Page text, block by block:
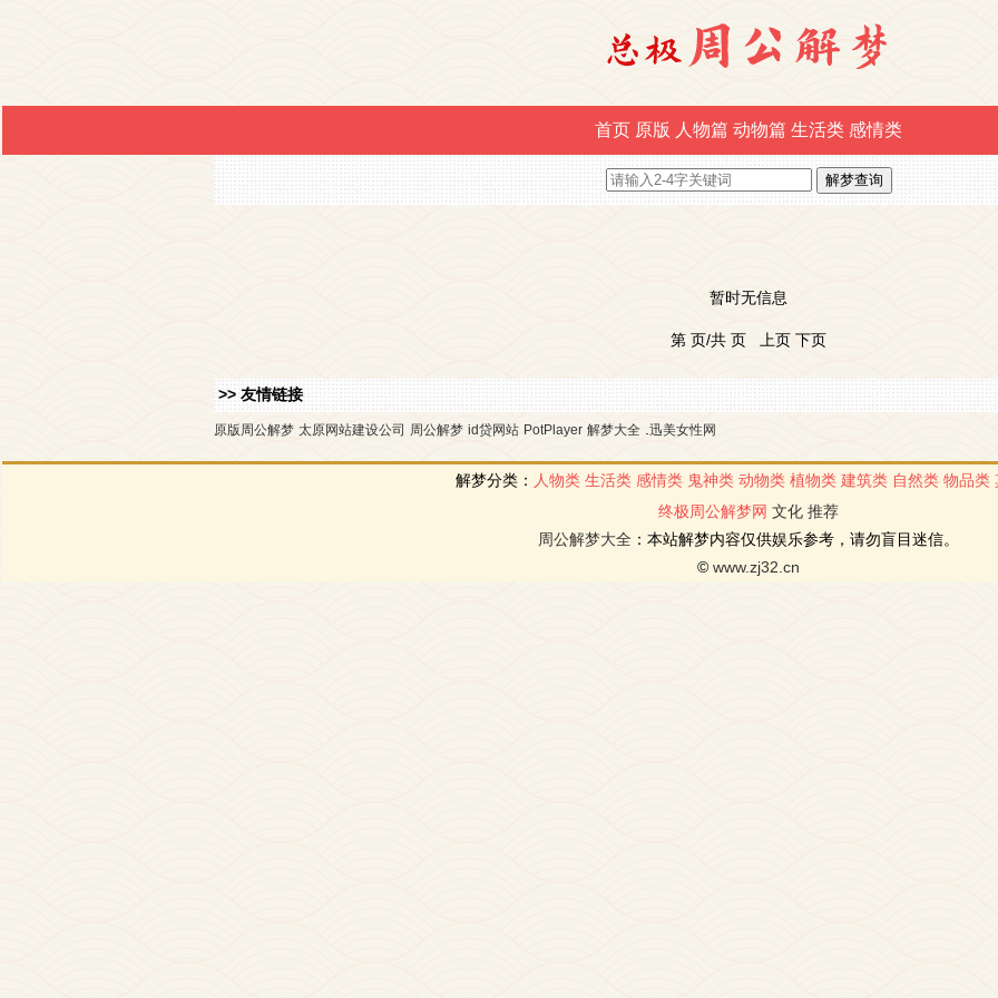
首页 原版 人物篇 动物篇 生活类 感情类
暂时无信息
第 页/共 页 上页 下页
>> 友情链接
原版周公解梦 太原网站建设公司 周公解梦 id贷网站 PotPlayer 解梦大全 迅美女性网
解梦分类： 人物类 生活类 感情类 鬼神类 动物类 植物类 建筑类 自然类 物品类
终极周公解梦网 文化 推荐
周公解梦大全 ：本站解梦内容仅供娱乐参考，请勿盲目迷信。
© www.zj32.cn